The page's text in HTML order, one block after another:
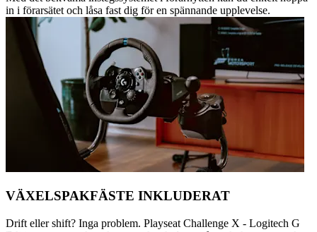
in i förarsätet och låsa fast dig för en spännande upplevelse.
VÄXELSPAKFÄSTE INKLUDERAT
Drift eller shift? Inga problem. Playseat Challenge X - Logitech G